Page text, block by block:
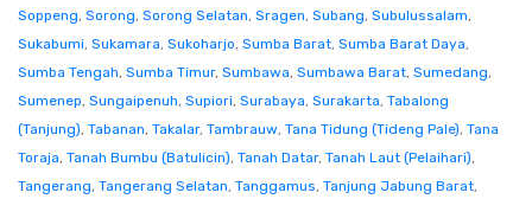
Soppeng, Sorong, Sorong Selatan, Sragen, Subang, Subulussalam,
Sukabumi, Sukamara, Sukoharjo, Sumba Barat, Sumba Barat Daya,
Sumba Tengah, Sumba Timur, Sumbawa, Sumbawa Barat, Sumedang,
Sumenep, Sungaipenuh, Supiori, Surabaya, Surakarta, Tabalong
(Tanjung), Tabanan, Takalar, Tambrauw, Tana Tidung (Tideng Pale), Tana
Toraja, Tanah Bumbu (Batulicin), Tanah Datar, Tanah Laut (Pelaihari),
Tangerang, Tangerang Selatan, Tanggamus, Tanjung Jabung Barat,